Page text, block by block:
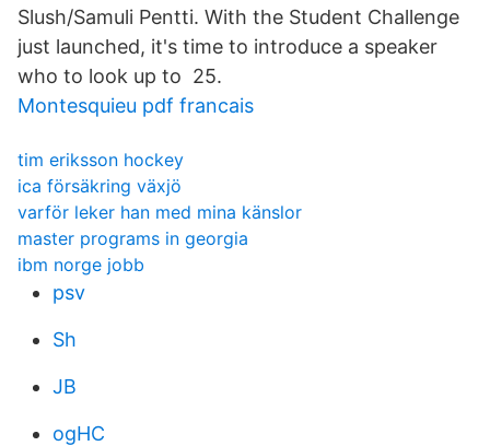
Slush/Samuli Pentti. With the Student Challenge
just launched, it's time to introduce a speaker
who to look up to 25.
Montesquieu pdf francais
tim eriksson hockey
ica försäkring växjö
varför leker han med mina känslor
master programs in georgia
ibm norge jobb
psv
Sh
JB
ogHC